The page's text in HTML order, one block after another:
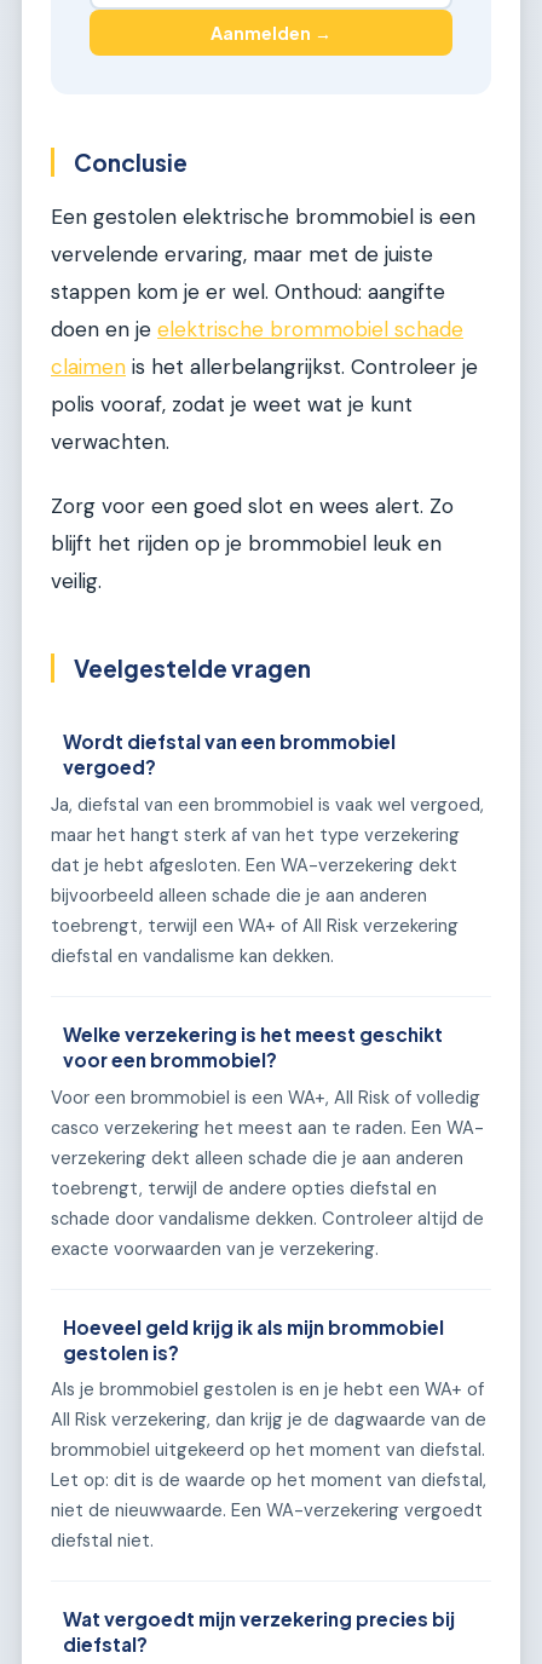
Aanmelden →
Conclusie
Een gestolen elektrische brommobiel is een
vervelende ervaring, maar met de juiste
stappen kom je er wel. Onthoud: aangifte
doen en je elektrische brommobiel schade
claimen is het allerbelangrijkst. Controleer je
polis vooraf, zodat je weet wat je kunt
verwachten.
Zorg voor een goed slot en wees alert. Zo
blijft het rijden op je brommobiel leuk en
veilig.
Veelgestelde vragen
Wordt diefstal van een brommobiel
vergoed?
Ja, diefstal van een brommobiel is vaak wel vergoed,
maar het hangt sterk af van het type verzekering
dat je hebt afgesloten. Een WA-verzekering dekt
bijvoorbeeld alleen schade die je aan anderen
toebrengt, terwijl een WA+ of All Risk verzekering
diefstal en vandalisme kan dekken.
Welke verzekering is het meest geschikt
voor een brommobiel?
Voor een brommobiel is een WA+, All Risk of volledig
casco verzekering het meest aan te raden. Een WA-
verzekering dekt alleen schade die je aan anderen
toebrengt, terwijl de andere opties diefstal en
schade door vandalisme dekken. Controleer altijd de
exacte voorwaarden van je verzekering.
Hoeveel geld krijg ik als mijn brommobiel
gestolen is?
Als je brommobiel gestolen is en je hebt een WA+ of
All Risk verzekering, dan krijg je de dagwaarde van de
brommobiel uitgekeerd op het moment van diefstal.
Let op: dit is de waarde op het moment van diefstal,
niet de nieuwwaarde. Een WA-verzekering vergoedt
diefstal niet.
Wat vergoedt mijn verzekering precies bij
diefstal?